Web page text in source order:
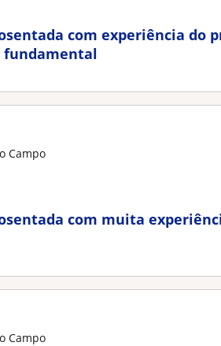
com experiência do
fundamental
Campo
com muita
Campo